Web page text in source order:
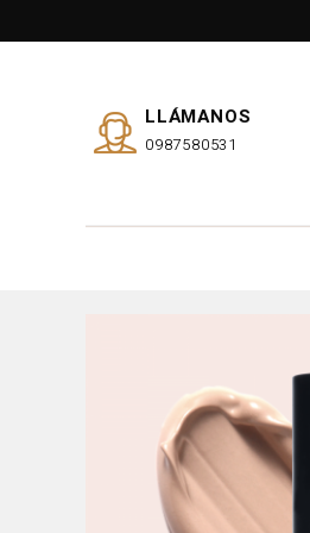
LLÁMANOS
0987580531